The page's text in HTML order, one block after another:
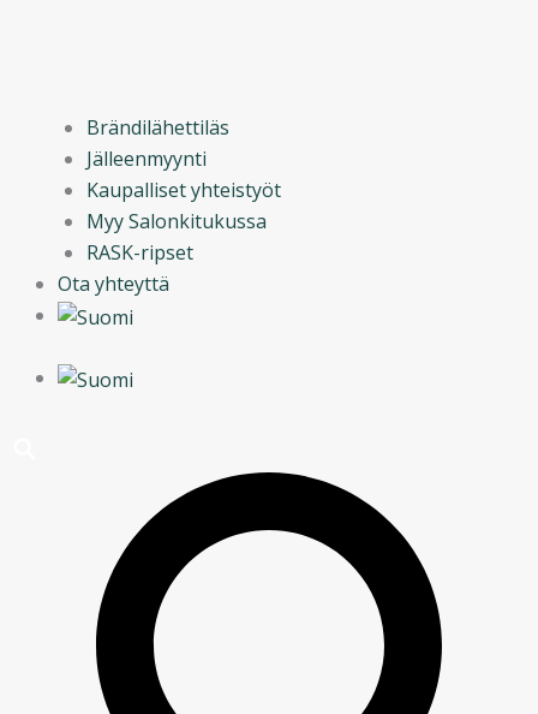
Brändilähettiläs
Jälleenmyynti
Kaupalliset yhteistyöt
Myy Salonkitukussa
RASK-ripset
Ota yhteyttä